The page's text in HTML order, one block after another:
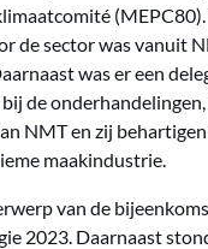
(MEPC80).
de sector was vanuit
was er een
de
NMT en zij
maakindustrie.
van de
2023. Daarnaast